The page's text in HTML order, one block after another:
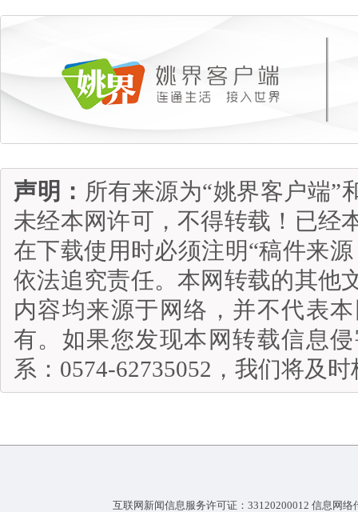
声明： 所有来源为“姚界客户端”
未经本网许可，不得转载！已经
在下载使用时必须注明“稿件来
依法追究责任。本网转载的其他
内容均来源于网络，并不代表
有。如果您发现本网转载信息
系：0574-62735052，我们将及
互联网新闻信息服务许可证：33120200012 信息网